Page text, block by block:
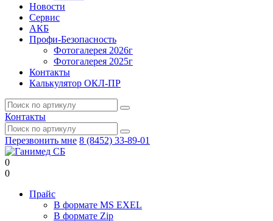
Новости
Сервис
АКБ
Профи-Безопасность
Фотогалерея 2026г
Фотогалерея 2025г
Контакты
Калькулятор ОКЛ-ПР
Контакты
Перезвонить мне 8 (8452) 33-89-01
0
0
Прайс
В формате MS EXEL
В формате Zip